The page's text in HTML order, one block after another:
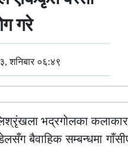
गरे
शनिबार ०६:४९
भद्रगोलका कलाकार
बैवाहिक सम्बन्धमा